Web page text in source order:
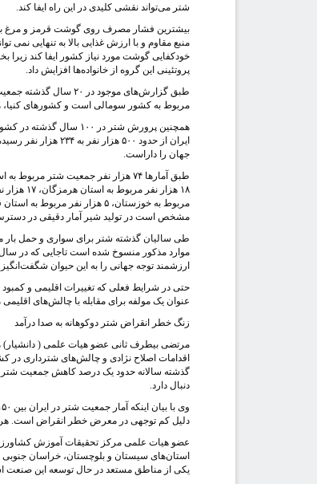
شتر می‌تواند نقشی کلیدی در این راه ایفا کند.
بیشترین فشار مصرف روی گوشت قرمز و مرغ به
منبع مقاوم و با ارزش غذایی بالا به تنهایی
خودکفایی گوشت مورد نیاز کشور ایفا کند
پروتئینی این گروه از خانواده‌ها افزایش داد.
مربوط به کشور سومالی است و کشورهای کنیا،
جهان را داراست.
مشخص است در تولید شیر آمار دقیقی در دسترس نیست و
طی سالیان گذشته شتر برای سواری و حمل بار
ارزشمند توجه جهانی را به این حیوان
حتی در شرایط فعلی که تغییرات اقلیمی و کمبود
عنوان یک مولفه برای مقابله با چالش‌های
زنگ خطر انقراض شتر دوکوهانه به صدا درآمد
مرتضی بیطرف ثانی عضو هیات علمی ( دانشیار)
گذشته سالانه حدود یک درصد کاهش جمعیت شتر
دنبال دارد.
دلیل کم توجهی در معرض خطر انقراض است. هر
عضو هیات علمی مرکز تحقیقات آموزش کشاورزی
استان‌‌های سیستان و بلوچستان، خراسان
یکی از مناطق مستعد در حال توسعه این صنعت